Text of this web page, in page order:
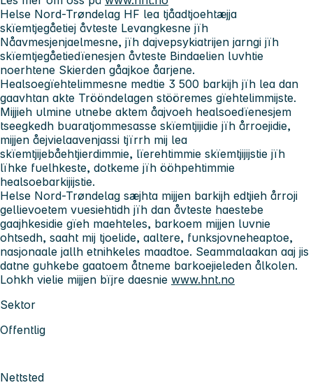
Helse Nord-Trøndelag HF lea tjåadtjoehtæjja
skïemtjegåetiej åvteste Levangkesne jïh
Nåavmesjenjaelmesne, jïh dajvepsykiatrijen jarngi jïh
skïemtjegåetiedïenesjen åvteste Bindaelien luvhtie
noerhtene Skierden gåajkoe åarjene.
Healsoegïehtelimmesne medtie 3 500 barkijh jïh lea dan
gaavhtan akte Trööndelagen stööremes gïehtelimmijste.
Mijjieh ulmine utnebe aktem åajvoeh healsoedïenesjem
tseegkedh buaratjommesasse skïemtjijidie jïh årroejidie,
mijjen åejvielaavenjassi tjïrrh mij lea
skïemtjijebåehtjierdimmie, lïerehtimmie skïemtjijijstie jïh
lïhke fuelhkeste, dotkeme jïh ööhpehtimmie
healsoebarkijijstie.
Helse Nord-Trøndelag sæjhta mijjen barkijh edtjieh årroji
gellievoetem vuesiehtidh jïh dan åvteste haestebe
gaajhkesidie gïeh maehteles, barkoem mijjen luvnie
ohtsedh, saaht mij tjoelide, aaltere, funksjovneheaptoe,
nasjonaale jallh etnihkeles maadtoe. Seammalaakan aaj jis
datne guhkebe gaatoem åtneme barkoejieleden ålkolen.
Lohkh vielie mijjen bïjre daesnie www.hnt.no
Sektor
Offentlig
Nettsted